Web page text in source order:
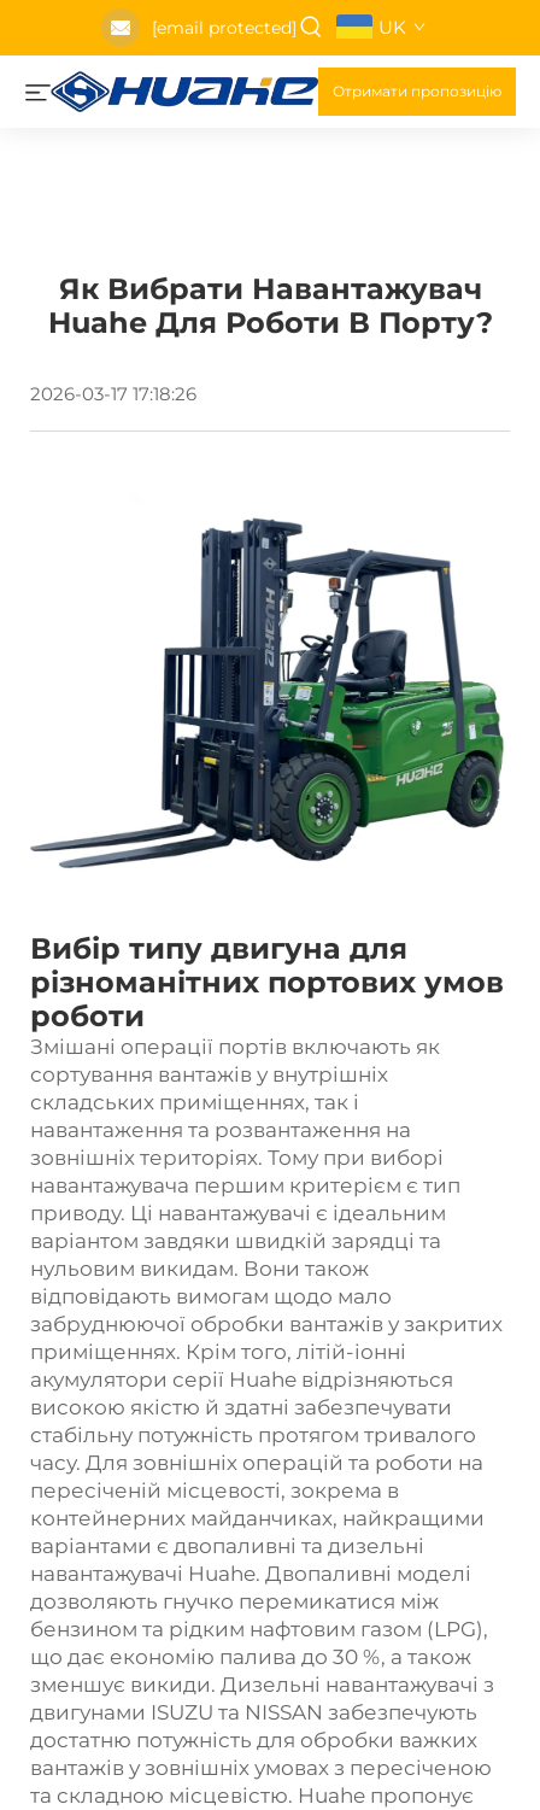
[email protected] UK
Отримати пропозицію
Як Вибрати Навантажувач
Huahe Для Роботи В Порту?
2026-03-17 17:18:26
Вибір типу двигуна для
різноманітних портових умов
роботи
Змішані операції портів включають як
сортування вантажів у внутрішніх
складських приміщеннях, так і
навантаження та розвантаження на
зовнішніх територіях. Тому при виборі
навантажувача першим критерієм є тип
приводу. Ці навантажувачі є ідеальним
варіантом завдяки швидкій зарядці та
нульовим викидам. Вони також
відповідають вимогам щодо мало
забруднюючої обробки вантажів у закритих
приміщеннях. Крім того, літій-іонні
акумулятори серії Huahe відрізняються
високою якістю й здатні забезпечувати
стабільну потужність протягом тривалого
часу. Для зовнішніх операцій та роботи на
пересіченій місцевості, зокрема в
контейнерних майданчиках, найкращими
варіантами є двопаливні та дизельні
навантажувачі Huahe. Двопаливні моделі
дозволяють гнучко перемикатися між
бензином та рідким нафтовим газом (LPG),
що дає економію палива до 30 %, а також
зменшує викиди. Дизельні навантажувачі з
двигунами ISUZU та NISSAN забезпечують
достатню потужність для обробки важких
вантажів у зовнішніх умовах з пересіченою
та складною місцевістю. Huahe пропонує